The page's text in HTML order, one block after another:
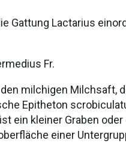
Gattung Lactarius
Fr.
milchigen Milchsaft,
Epitheton
ein kleiner Graben oder
einer